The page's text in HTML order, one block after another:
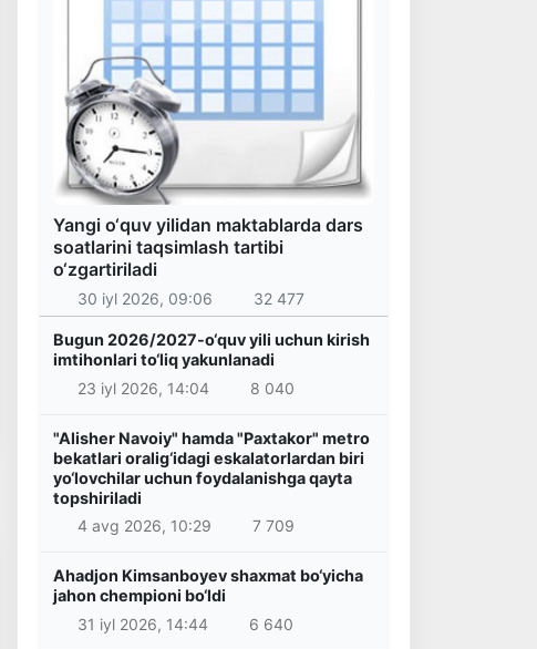
Yangi o‘quv yilidan maktablarda dars
soatlarini taqsimlash tartibi
o‘zgartiriladi
30 iyl 2026, 09:06 32 477
Bugun 2026/2027-o‘quv yili uchun kirish
imtihonlari to‘liq yakunlanadi
23 iyl 2026, 14:04
8 040
"Alisher Navoiy" hamda "Paxtakor" metro
bekatlari oralig‘idagi eskalatorlardan biri
yo‘lovchilar uchun foydalanishga qayta
topshiriladi
4 avg 2026, 10:29
7 709
Ahadjon Kimsanboyev shaxmat bo‘yicha
jahon chempioni bo‘ldi
31 iyl 2026, 14:44
6 640